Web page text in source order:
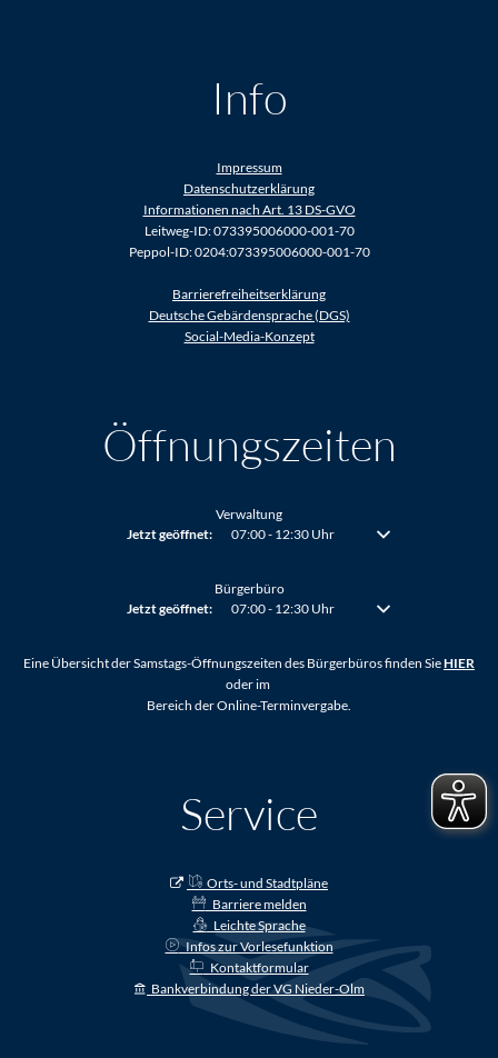
Info
Impressum
Datenschutzerklärung
Informationen nach Art. 13 DS-GVO
Leitweg-ID: 073395006000-001-70
Peppol-ID: 0204:073395006000-001-70
Barrierefreiheitserklärung
Deutsche Gebärdensprache (DGS)
Social-Media-Konzept
Öffnungszeiten
Verwaltung
Klicken, um weitere Öffnungs- oder Schließzeiten auszublenden
Jetzt geöffnet: 07:00- 12:30Uhr Von 07:00 bis 12:30
Bürgerbüro
Klicken, um weitere Öffnungs- oder Schließzeiten auszublenden
Jetzt geöffnet: 07:00- 12:30Uhr Von 07:00 bis 12:30
Eine Übersicht der Samstags-Öffnungszeiten des Bürgerbüros finden SieHIER
oder im
Bereich der Online-Terminvergabe.
Service
Orts- und Stadtpläne
Barriere melden
Leichte Sprache
Infos zur Vorlesefunktion
Kontaktformular
Bankverbindung der VG Nieder-Olm